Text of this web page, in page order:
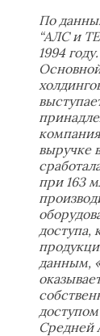
По
“АЛС и
1994
выручке
при 163
доступа,
данным,
Средней